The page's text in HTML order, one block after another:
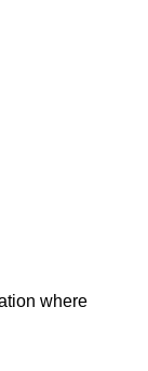
where